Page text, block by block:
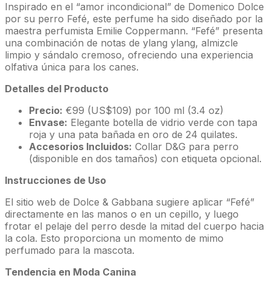
Inspirado en el “amor incondicional” de Domenico Dolce
por su perro Fefé, este perfume ha sido diseñado por la
maestra perfumista Emilie Coppermann. “Fefé” presenta
una combinación de notas de ylang ylang, almizcle
limpio y sándalo cremoso, ofreciendo una experiencia
olfativa única para los canes.
Detalles del Producto
Precio: €99 (US$109) por 100 ml (3.4 oz)
Envase: Elegante botella de vidrio verde con tapa
roja y una pata bañada en oro de 24 quilates.
Accesorios Incluidos: Collar D&G para perro
(disponible en dos tamaños) con etiqueta opcional.
Instrucciones de Uso
El sitio web de Dolce & Gabbana sugiere aplicar “Fefé”
directamente en las manos o en un cepillo, y luego
frotar el pelaje del perro desde la mitad del cuerpo hacia
la cola. Esto proporciona un momento de mimo
perfumado para la mascota.
Tendencia en Moda Canina